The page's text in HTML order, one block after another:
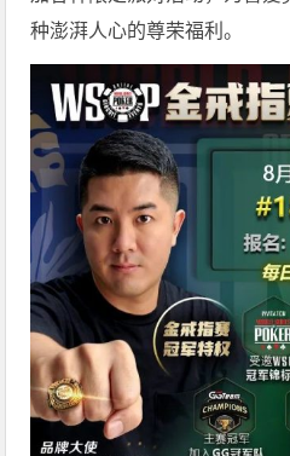
种澎湃人心的尊荣福利。